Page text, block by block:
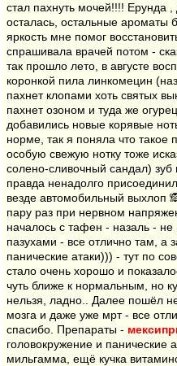
стал пахнуть мочей!!!! Ерунда
осталась, остальные ароматы
яркость мне помог
спрашивала врачей потом -
так прошло лето, в августе
коронкой пила линкомецин
пахнет клопами хоть святых
пахнет озоном и туда же
добавились новые корявые
норме, так я поняла что
особую свежую нотку тоже
солено-сливочный сандал)
правда ненадолго
везде автомобильный выхлоп
пару раз при нервном
началось с тафен - назаль -
пазухами - все отлично там, а
панические атаки))) - тут по
стало очень хорошо и
чуть ближе к нормальным, но
нельзя, ладно.. Далее пошёл
мозга и даже уже мрт - все
спасибо. Препараты -
головокружение и панические
мильгамма, ещё кучка